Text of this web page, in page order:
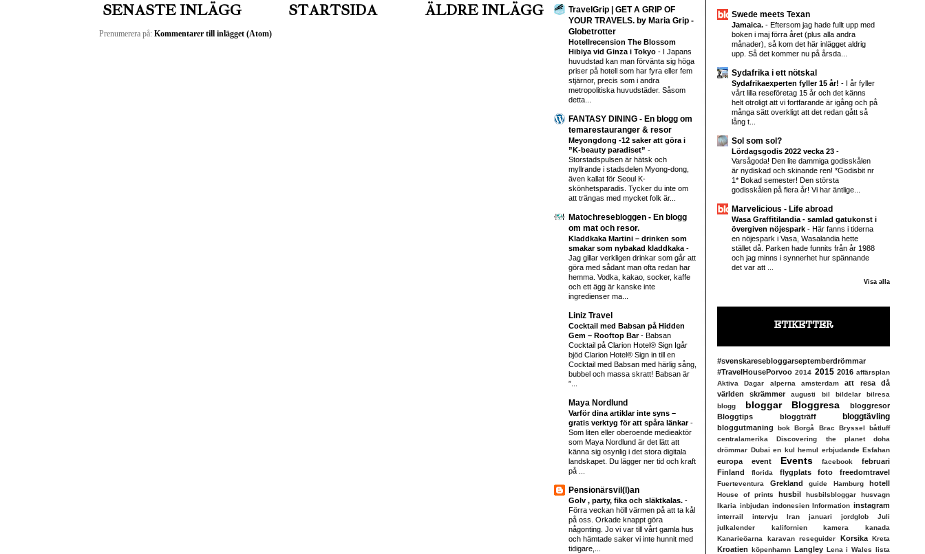
SENASTE INLÄGG ÄLDRE INLÄGG
STARTSIDA
Prenumerera på: Kommentarer till inlägget (Atom)
TravelGrip | GET A GRIP OF
YOUR TRAVELS. by Maria Grip -
Globetrotter
Hotellrecension The Blossom
Hibiya vid Ginza i Tokyo - I Japans
huvudstad kan man förvänta sig höga
priser på hotell som har fyra eller fem
stjärnor, precis som i andra
metropolitiska huvudstäder. Såsom
detta...
FANTASY DINING - En blogg om
temarestauranger & resor
Meyongdong -12 saker att göra i
”K-beauty paradiset” -
Storstadspulsen är hätsk och
myllrande i stadsdelen Myong-dong,
även kallat för Seoul K-
skönhetsparadis. Tycker du inte om
att trängas med mycket folk är...
Matochresebloggen - En blogg
om mat och resor.
Kladdkaka Martini – drinken som
smakar som nybakad kladdkaka -
Jag gillar verkligen drinkar som går att
göra med sådant man ofta redan har
hemma. Vodka, kakao, socker, kaffe
och ett ägg är kanske inte
ingredienser ma...
Liniz Travel
Cocktail med Babsan på Hidden
Gem – Rooftop Bar- Babsan
Cocktail på Clarion Hotel® Sign Igår
bjöd Clarion Hotel® Sign in till en
Cocktail med Babsan med härlig sång,
bubbel och massa skratt! Babsan är
”...
Maya Nordlund
Varför dina artiklar inte syns –
gratis verktyg för att spåra länkar-
Som liten eller oberoende medieaktör
som Maya Nordlund är det lätt att
känna sig osynlig i det stora digitala
landskapet. Du lägger ner tid och kraft
på ...
Pensionärsvil(l)an
Golv , party, fika och släktkalas. -
Förra veckan höll värmen på att ta kål
på oss. Orkade knappt göra
någonting. Jo vi var till vårt gamla hus
och hämtade saker vi inte hunnit med
tidigare,...
Swede meets Texan
Jamaica. - Eftersom jag hade fullt upp med
boken i maj förra året (plus alla andra
månader), så kom det här inlägget aldrig
upp. Så det kommer nu på årsda...
Sydafrika i ett nötskal
Sydafrikaexperten fyller 15 år! - I år fyller
vårt lilla reseföretag 15 år och det känns
helt otroligt att vi fortfarande är igång och på
många sätt overkligt att det redan gått så
lång t...
Sol som sol?
Lördagsgodis 2022 vecka 23 -
Varsågoda! Den lite dammiga godisskålen
är nydiskad och skinande ren! *Godisbit nr
1* Bokad semester! Den största
godisskålen på flera år! Vi har äntlige...
Marvelicious - Life abroad
Wasa Graffitilandia - samlad gatukonst i
övergiven nöjespark - Här fanns i tiderna
en nöjespark i Vasa, Wasalandia hette
stället då. Parken hade funnits från år 1988
och jag minns i synnerhet hur spännande
det var att ...
Visa alla
ETIKETTER
#svenskaresebloggarseptemberdrömmar
#TravelHousePorvoo 2014 2015 2016 affärsplan
Aktiva Dagar
alperna amsterdam
att resa då
världen skrämmer
augusti bil bildelar
bilresa
blogg
bloggar Bloggresa
bloggresor
Bloggtips
bloggträff bloggtävling
bloggutmaning bok Borgå Brac Bryssel
båtluff
centralamerika
Discovering the planet
doha
drömmar Dubai en kul hemul erbjudande Esfahan
europa event Events facebook
februari
Finland
florida flygplats foto freedomtravel
Fuerteventura Grekland guide Hamburg hotell
House of prints husbil husbilsbloggar
husvagn
Ikaria inbjudan indonesien Information instagram
interrail intervju Iran januari jordglob
Juli
julkalender
kalifornien kamera
kanada
Kanarieöarna
karavan reseguider Korsika Kreta
Kroatien köpenhamn Langley Lena i Wales lista